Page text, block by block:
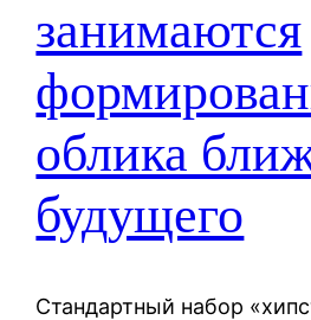
занимаются
облика
будущего
Стандартный набор